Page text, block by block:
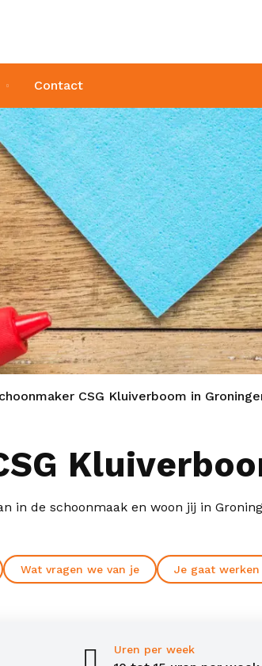
Contact
CSG Kluiverboom in
in de schoonmaak en woon jij in
Wat vragen we van je Je gaat
Uren per week